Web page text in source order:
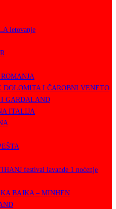
letovanje
DOLOMITA I ČAROBNI VENETO
I GARDALAND
ITALIJA
festival lavande 1 noćenje
BAJKA – MINHEN